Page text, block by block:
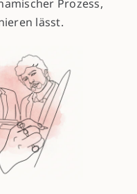
Prozess,
lässt.